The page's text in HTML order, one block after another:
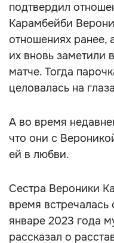
подтвердил
Карамбейби
отношениях ранее,
их вновь заметили
матче. Тогда
целовалась на
А во время
что они с
ей в любви.
Сестра Вероники
время
январе 2023 года
рассказал о